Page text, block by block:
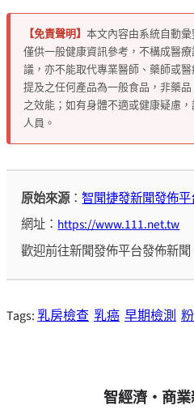
【免責聲明】 本文內容由系統自動彙
僅供一般健康資訊參考，不構成醫
議，亦不能取代專業醫師、藥師或
提及之任何產品為一般食品，非藥
之效能；如有身體不適或健康疑慮
人員。
原始來源：智聞捷發新聞發佈平
網址：https://www.111.net.tw
歡迎前往新聞發佈平台發佈新聞
Tags:乳房檢查 乳癌 早期檢測
智經濟・商